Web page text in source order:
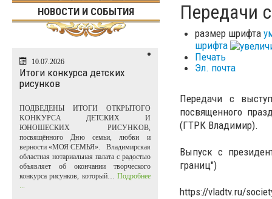
НОВОСТИ И СОБЫТИЯ
10.07.2026
Итоги конкурса детских
рисунков
ПОДВЕДЕНЫ ИТОГИ ОТКРЫТОГО
KOHKУPCA ДЕТСКИХ И
ЮНОШЕСКИХ PИCУHKOB,
посвящённого Дню семьи, любви и
верности «МОЯ СЕМЬЯ». Владимирская
областная нотариальная палата с радостью
объявляет об окончании творческого
конкурса рисунков, который… Подробнее
...
Передачи
размер шрифта
шрифта
Печать
Эл. почта
Передачи с
посвященного
(ГТРК Владимир).
Выпуск с
границ")
https://vladtv.ru/